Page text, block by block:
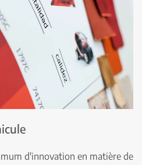
d'innovation en matière de